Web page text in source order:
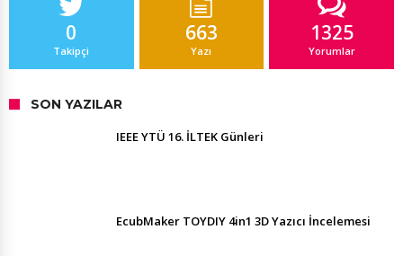
0
Takipçi
663
Yazı
1325
Yorumlar
SON YAZILAR
IEEE YTÜ 16. İLTEK Günleri
EcubMaker TOYDIY 4in1 3D Yazıcı İncelemesi